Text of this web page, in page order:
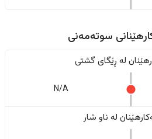
سوتەمەنی
له ڕێگای گشتی
N/A
له ناو شار